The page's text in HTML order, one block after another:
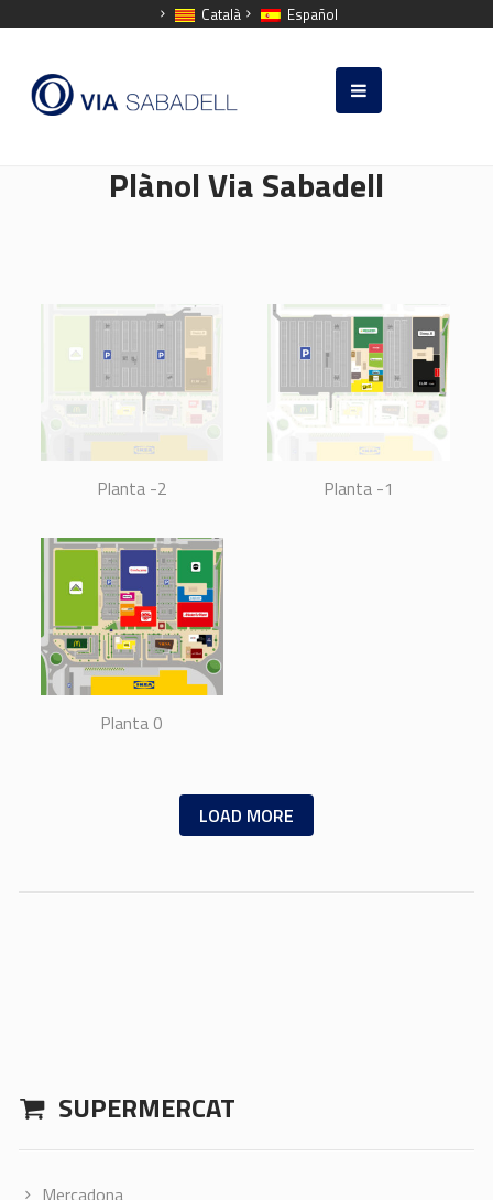
Català Español
Plànol Via Sabadell
Planta -2 Planta -1
Planta 0
LOAD MORE
SUPERMERCAT
Mercadona